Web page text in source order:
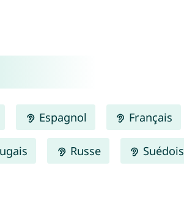
Espagnol Français
Russe Suédois